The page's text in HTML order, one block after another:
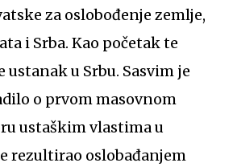
za oslobođenje zemlje,
i Srba. Kao početak te
ustanak u Srbu. Sasvim je
o prvom masovnom
ustaškim vlastima u
rezultirao oslobađanjem